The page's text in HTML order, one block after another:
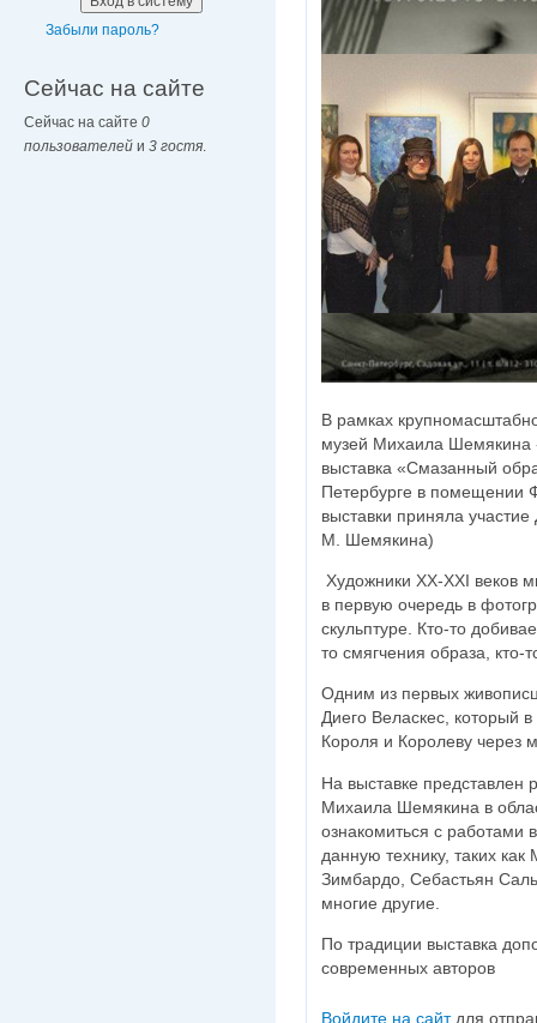
Забыли пароль?
Сейчас на сайте
Сейчас на сайте 0
пользователей и 3 гостя
В рамках
музей Михаила
выставка «Смазанный
Петербурге в помещении
выставки приняла
М. Шемякина)
Художники ХХ-XXI веков
в первую очередь в
скульптуре. Кто-то
то смягчения образа, кто-
Одним из первых
Диего Веласкес, который
Короля и Королеву через
На выставке представлен
Михаила Шемякина в
ознакомиться с
данную технику, таких
Зимбардо, Себастьян
многие другие.
По традиции выставка
современных авторов
Войдите на сайтдля